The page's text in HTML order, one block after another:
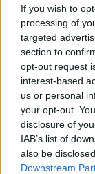
If you wish to
processing of
targeted
section to
opt-out request
interest-based
us or personal
your opt-out.
disclosure of
IAB’s list of
also be
Downstream
melyik része milyen
A sablon
centiméter
A félbevágott
centiméteres
fordítani.
Az akasztót is
mint a kiszabott minta.
Az egymásra
Hátlap, előlap
hogy a hurok,